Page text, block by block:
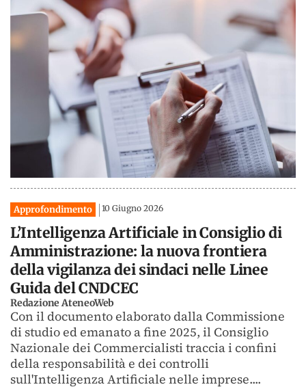
Approfondimento 10 Giugno 2026
L’Intelligenza Artificiale in Consiglio di
Amministrazione: la nuova frontiera
della vigilanza dei sindaci nelle Linee
Guida del CNDCEC
Redazione AteneoWeb
Con il documento elaborato dalla Commissione
di studio ed emanato a fine 2025, il Consiglio
Nazionale dei Commercialisti traccia i confini
della responsabilità e dei controlli
sull'Intelligenza Artificiale nelle imprese....